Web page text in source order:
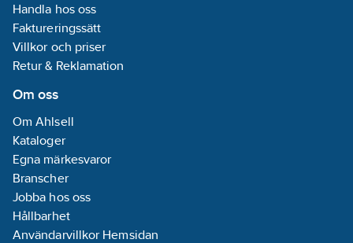
Handla hos oss
Faktureringssätt
Villkor och priser
Retur & Reklamation
Om oss
Om Ahlsell
Kataloger
Egna märkesvaror
Branscher
Jobba hos oss
Hållbarhet
Användarvillkor Hemsidan